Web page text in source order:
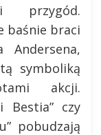
przygód.
baśnie braci
symboliką
akcji.
Bestia” czy
pobudzają